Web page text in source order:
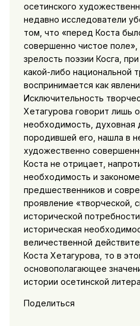
осетинского
недавно исследователи
том, что «перед Коста
совершенно чистое
зрелость поэзии Косга,
какой-либо национальной
воспринимается как
Исключительность
Хетагурова говорит лишь
необходимость, духовная
породившей его, нашла в
художественно
Коста не отрицает,
необходимость и
предшественников и
проявление «творческой,
исторической
историческая
величественной
Коста Хетагурова, то в
основополагающее
истории осетинской
Поделиться